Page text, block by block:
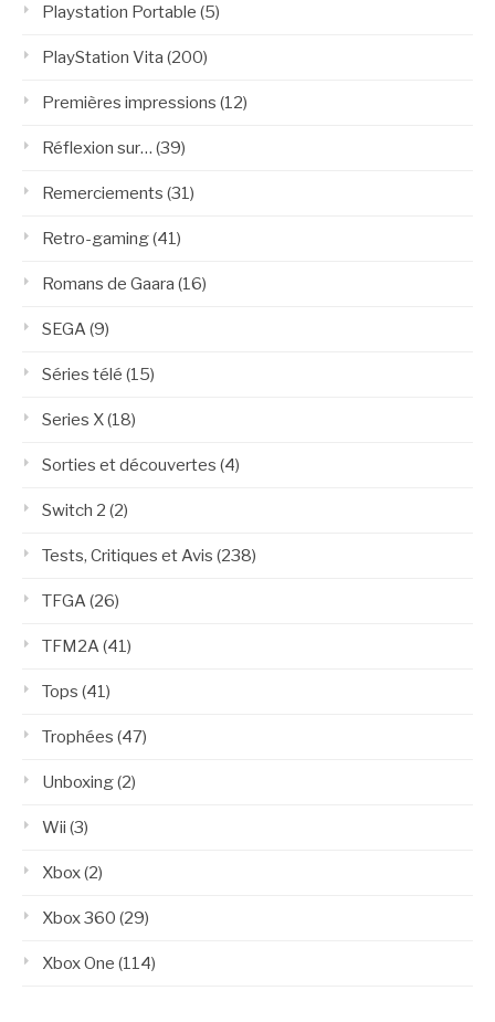
Playstation Portable (5)
PlayStation Vita (200)
Premières impressions (12)
Réflexion sur… (39)
Remerciements (31)
Retro-gaming(41)
Romans de Gaara (16)
SEGA(9)
Séries télé (15)
Series X(18)
Sorties et découvertes (4)
Switch 2 (2)
Tests, Critiques et Avis (238)
TFGA(26)
TFM2A(41)
Tops (41)
Trophées (47)
Unboxing(2)
Wii (3)
Xbox(2)
Xbox 360 (29)
Xbox One (114)